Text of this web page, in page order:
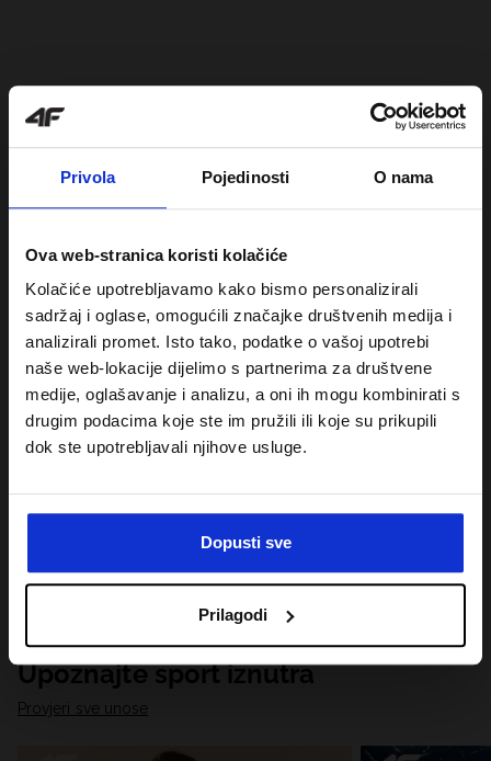
Privola Pojedinosti O nama
Ova web-stranica koristi kolačiće
Kolačiće upotrebljavamo kako bismo personalizirali
sadržaj i oglase, omogućili značajke društvenih medija i
analizirali promet. Isto tako, podatke o vašoj upotrebi
naše web-lokacije dijelimo s partnerima za društvene
medije, oglašavanje i analizu, a oni ih mogu kombinirati s
drugim podacima koje ste im pružili ili koje su prikupili
dok ste upotrebljavali njihove usluge.
Dopusti sve
Prilagodi
Upoznajte sport iznutra
Provjeri sve unose